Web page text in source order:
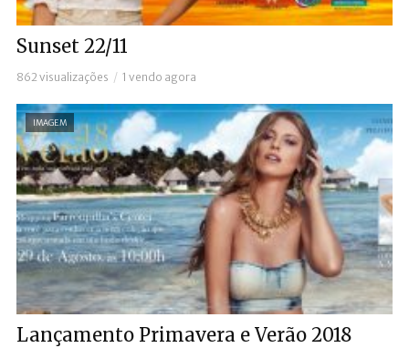
Sunset 22/11
862 visualizações 1 vendo agora
IMAGEM
Lançamento Primavera e Verão 2018